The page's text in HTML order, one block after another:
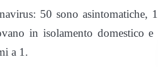
50 sono asintomatiche,
in isolamento domestico e
a 1.